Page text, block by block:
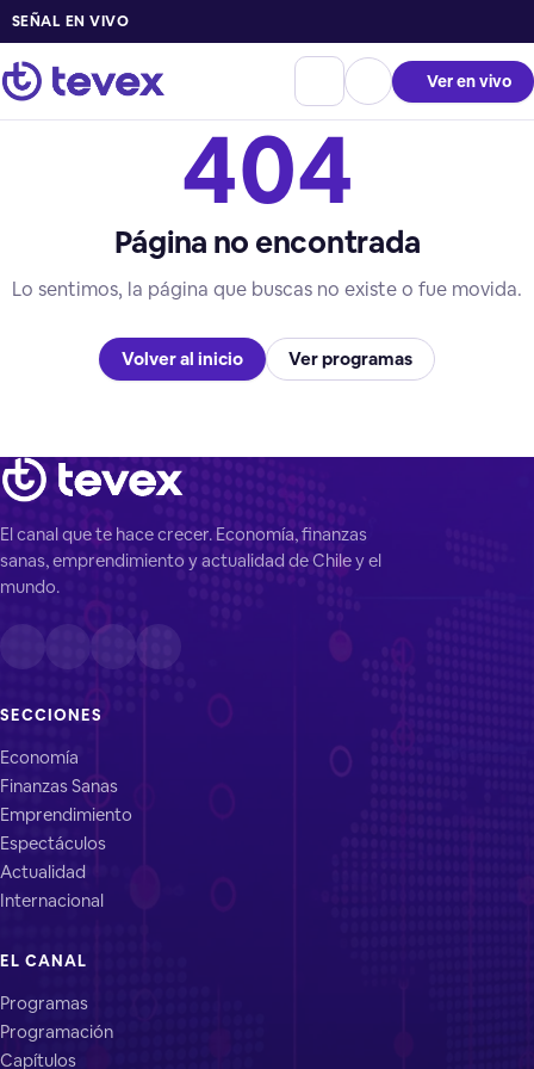
SEÑAL EN VIVO
Ver en vivo
404
Página no encontrada
Lo sentimos, la página que buscas no existe o fue movida.
Volver al inicio Ver programas
El canal que te hace crecer. Economía, finanzas
sanas, emprendimiento y actualidad de Chile y el
mundo.
SECCIONES
Economía
Finanzas Sanas
Emprendimiento
Espectáculos
Actualidad
Internacional
EL CANAL
Programas
Programación
Capítulos